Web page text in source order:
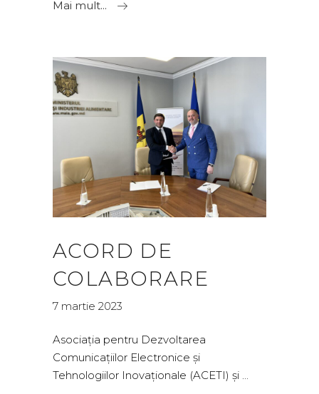
Mai mult...
ACORD DE
COLABORARE
7 martie 2023
Asociația pentru Dezvoltarea
Comunicațiilor Electronice și
Tehnologiilor Inovaționale (ACETI) și